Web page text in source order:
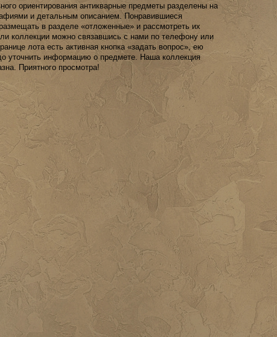
ориентирования антикварные предметы разделены на
и детальным описанием. Понравившиеся
в разделе «отложенные» и рассмотреть их
коллекции можно связавшись с нами по телефону или
лота есть активная кнопка «задать вопрос», ею
уточнить информацию о предмете. Наша коллекция
Приятного просмотра!